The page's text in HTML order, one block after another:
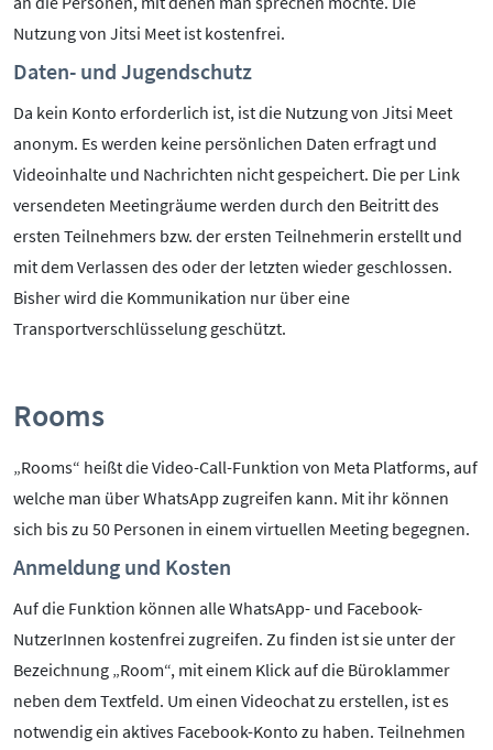
Nutzung von Jitsi Meet ist kostenfrei.
Daten- und Jugendschutz
Da kein Konto erforderlich ist, ist die Nutzung von Jitsi Meet
anonym. Es werden keine persönlichen Daten erfragt und
Videoinhalte und Nachrichten nicht gespeichert. Die per Link
versendeten Meetingräume werden durch den Beitritt des
ersten Teilnehmers bzw. der ersten Teilnehmerin erstellt und
mit dem Verlassen des oder der letzten wieder geschlossen.
Bisher wird die Kommunikation nur über eine
Transportverschlüsselung geschützt.
Rooms
„Rooms“ heißt die Video-Call-Funktion von Meta Platforms, auf
welche man über WhatsApp zugreifen kann. Mit ihr können
sich bis zu 50 Personen in einem virtuellen Meeting begegnen.
Anmeldung und Kosten
Auf die Funktion können alle WhatsApp- und Facebook-
NutzerInnen kostenfrei zugreifen. Zu finden ist sie unter der
Bezeichnung „Room“, mit einem Klick auf die Büroklammer
neben dem Textfeld. Um einen Videochat zu erstellen, ist es
notwendig ein aktives Facebook-Konto zu haben. Teilnehmen